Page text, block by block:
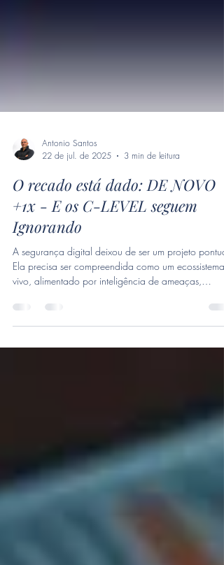
Antonio Santos
22 de jul. de 2025
3 min de leitura
O recado está dado: DE NOVO
+1x - E os C-LEVEL seguem
Ignorando
A segurança digital deixou de ser um projeto
Ela precisa ser compreendida como um ecossistema
tempo real.